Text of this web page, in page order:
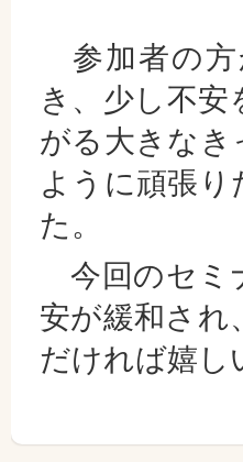
参加者の方
き、少し不
がる大きなき
ように頑張
た。
今回のセミ
安が緩和され
だければ嬉し